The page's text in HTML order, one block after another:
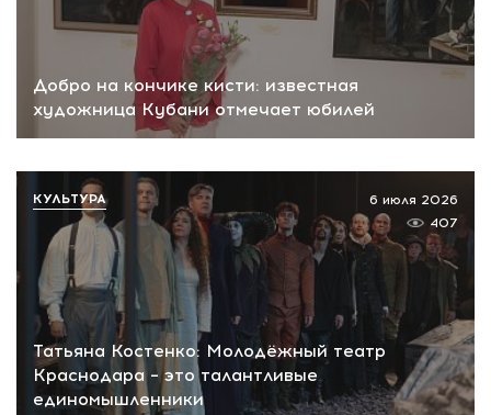
Добро на кончике кисти: известная
художница Кубани отмечает юбилей
Татьяна Костенко: Молодёжный театр
Краснодара – это талантливые
единомышленники
6 июля 2026
407
КУЛЬТУРА